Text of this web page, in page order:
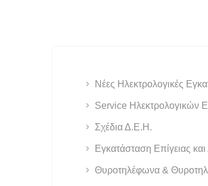
Νέες Ηλεκτρολογικές
Service Ηλεκτρολογικών
Σχέδια Δ.Ε.Η.
Εγκατάσταση Επίγειας
Θυροτηλέφωνα &